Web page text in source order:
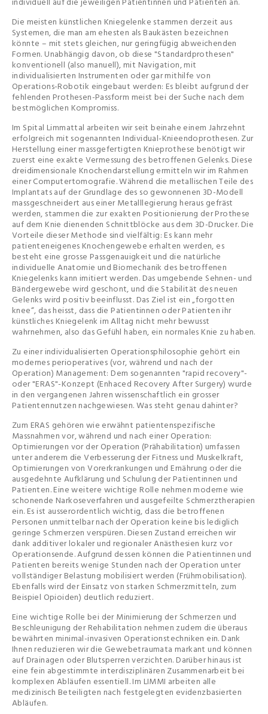
Die meisten künstlichen Kniegelenke stammen derzeit aus
Systemen, die man am ehesten als Baukästen bezeichnen
könnte – mit stets gleichen, nur geringfügig abweichenden
Formen. Unabhängig davon, ob diese "Standardprothesen"
konventionell (also manuell), mit Navigation, mit
individualisierten Instrumenten oder gar mithilfe von
Operations-Robotik eingebaut werden: Es bleibt aufgrund der
fehlenden Prothesen-Passform meist bei der Suche nach dem
bestmöglichen Kompromiss.
Im Spital Limmattal arbeiten wir seit beinahe einem Jahrzehnt
erfolgreich mit sogenannten Individual-Knieendoprothesen. Zur
Herstellung einer massgefertigten Knieprothese benötigt wir
zuerst eine exakte Vermessung des betroffenen Gelenks. Diese
dreidimensionale Knochendarstellung ermitteln wir im Rahmen
einer Computertomografie. Während die metallischen Teile des
Implantats auf der Grundlage des so gewonnenen 3D-Modell
massgeschneidert aus einer Metalllegierung heraus gefräst
werden, stammen die zur exakten Positionierung der Prothese
auf dem Knie dienenden Schnittblöcke aus dem 3D-Drucker. Die
Vorteile dieser Methode sind vielfältig: Es kann mehr
patienteneigenes Knochengewebe erhalten werden, es
besteht eine grosse Passgenauigkeit und die natürliche
individuelle Anatomie und Biomechanik des betroffenen
Kniegelenks kann imitiert werden. Das umgebende Sehnen- und
Bändergewebe wird geschont, und die Stabilität des neuen
Gelenks wird positiv beeinflusst. Das Ziel ist ein „forgotten
knee“, das heisst, dass die Patientinnen oder Patienten ihr
künstliches Kniegelenk im Alltag nicht mehr bewusst
wahrnehmen, also das Gefühl haben, ein normales Knie zu haben.
Zu einer individualisierten Operationsphilosophie gehört ein
modernes perioperatives (vor, während und nach der
Operation) Management: Dem sogenannten "rapid recovery"-
oder "ERAS"-Konzept (Enhaced Recovery After Surgery) wurde
in den vergangenen Jahren wissenschaftlich ein grosser
Patientennutzen nachgewiesen. Was steht genau dahinter?
Zum ERAS gehören wie erwähnt patientenspezifische
Massnahmen vor, während und nach einer Operation:
Optimierungen vor der Operation (Prähabilitation) umfassen
unter anderem die Verbesserung der Fitness und Muskelkraft,
Optimierungen von Vorerkrankungen und Ernährung oder die
ausgedehnte Aufklärung und Schulung der Patientinnen und
Patienten. Eine weitere wichtige Rolle nehmen moderne wie
schonende Narkoseverfahren und ausgefeilte Schmerztherapien
ein. Es ist ausserordentlich wichtig, dass die betroffenen
Personen unmittelbar nach der Operation keine bis lediglich
geringe Schmerzen verspüren. Diesen Zustand erreichen wir
dank additiver lokaler und regionaler Anästhesien kurz vor
Operationsende. Aufgrund dessen können die Patientinnen und
Patienten bereits wenige Stunden nach der Operation unter
vollständiger Belastung mobilisiert werden (Frühmobilisation).
Ebenfalls wird der Einsatz von starken Schmerzmitteln, zum
Beispiel Opioiden) deutlich reduziert.
Eine wichtige Rolle bei der Minimierung der Schmerzen und
Beschleunigung der Rehabilitation nehmen zudem die überaus
bewährten minimal-invasiven Operationstechniken ein. Dank
Ihnen reduzieren wir die Gewebetraumata markant und können
auf Drainagen oder Blutsperren verzichten. Darüber hinaus ist
eine fein abgestimmte interdisziplinären Zusammenarbeit bei
komplexen Abläufen essentiell. Im LIMMI arbeiten alle
medizinisch Beteiligten nach festgelegten evidenzbasierten
Abläufen.